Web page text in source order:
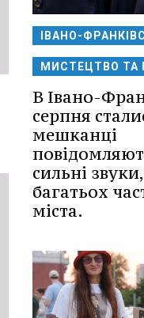
ІВАНО-
МИСТЕЦТВО ТА
В Івано-
серпня
мешканці
сильні
багатьох
міста.